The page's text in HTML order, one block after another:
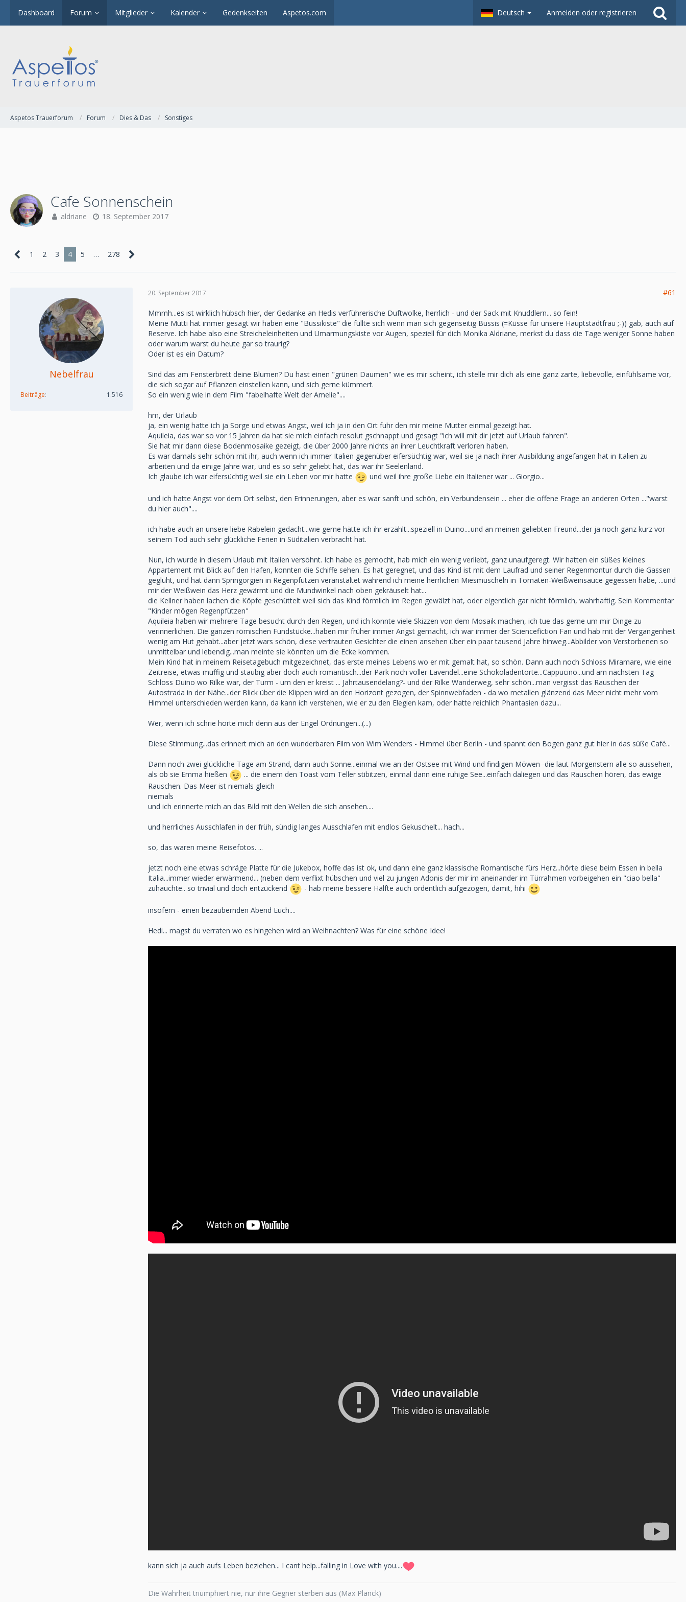
Dashboard Forum Mitglieder Kalender Gedenkseiten Aspetos.com Deutsch Anmelden oder registrieren
Aspetos Trauerforum Forum Dies & Das Sonstiges
Cafe Sonnenschein
aldriane 18. September 2017
1 2 3 4 5 … 278
Nebelfrau
Beiträge 1.516
20. September 2017 #61
Mmmh...es ist wirklich hübsch hier, der Gedanke an Hedis verführerische Duftwolke, herrlich - und der Sack mit Knuddlern... so fein!
Meine Mutti hat immer gesagt wir haben eine "Bussikiste" die füllte sich wenn man sich gegenseitig Bussis (=Küsse für unsere Hauptstadtfrau ;-)) gab, auch auf
Reserve. Ich habe also eine Streicheleinheiten und Umarmungskiste vor Augen, speziell für dich Monika Aldriane, merkst du dass die Tage weniger Sonne haben
oder warum warst du heute gar so traurig?
Oder ist es ein Datum?
Sind das am Fensterbrett deine Blumen? Du hast einen "grünen Daumen" wie es mir scheint, ich stelle mir dich als eine ganz zarte, liebevolle, einfühlsame vor,
die sich sogar auf Pflanzen einstellen kann, und sich gerne kümmert.
So ein wenig wie in dem Film "fabelhafte Welt der Amelie"....
hm, der Urlaub
ja, ein wenig hatte ich ja Sorge und etwas Angst, weil ich ja in den Ort fuhr den mir meine Mutter einmal gezeigt hat.
Aquileia, das war so vor 15 Jahren da hat sie mich einfach resolut gschnappt und gesagt "ich will mit dir jetzt auf Urlaub fahren".
Sie hat mir dann diese Bodenmosaike gezeigt, die über 2000 Jahre nichts an ihrer Leuchtkraft verloren haben.
Es war damals sehr schön mit ihr, auch wenn ich immer Italien gegenüber eifersüchtig war, weil sie ja nach ihrer Ausbildung angefangen hat in Italien zu
arbeiten und da einige Jahre war, und es so sehr geliebt hat, das war ihr Seelenland.
Ich glaube ich war eifersüchtig weil sie ein Leben vor mir hatte
und weil ihre große Liebe ein Italiener war ... Giorgio...
und ich hatte Angst vor dem Ort selbst, den Erinnerungen, aber es war sanft und schön, ein Verbundensein ... eher die offene Frage an anderen Orten ..."warst
du hier auch"....
ich habe auch an unsere liebe Rabelein gedacht...wie gerne hätte ich ihr erzählt...speziell in Duino....und an meinen geliebten Freund...der ja noch ganz kurz vor
seinem Tod auch sehr glückliche Ferien in Süditalien verbracht hat.
Nun, ich wurde in diesem Urlaub mit Italien versöhnt. Ich habe es gemocht, hab mich ein wenig verliebt, ganz unaufgeregt. Wir hatten ein süßes kleines
Appartement mit Blick auf den Hafen, konnten die Schiffe sehen. Es hat geregnet, und das Kind ist mit dem Laufrad und seiner Regenmontur durch die Gassen
geglüht, und hat dann Springorgien in Regenpfützen veranstaltet während ich meine herrlichen Miesmuscheln in Tomaten-Weißweinsauce gegessen habe, ...und
mir der Weißwein das Herz gewärmt und die Mundwinkel nach oben gekräuselt hat...
die Kellner haben lachen die Köpfe geschüttelt weil sich das Kind förmlich im Regen gewälzt hat, oder eigentlich gar nicht förmlich, wahrhaftig. Sein Kommentar
"Kinder mögen Regenpfützen"
Aquileia haben wir mehrere Tage besucht durch den Regen, und ich konnte viele Skizzen von dem Mosaik machen, ich tue das gerne um mir Dinge zu
verinnerlichen. Die ganzen römischen Fundstücke...haben mir früher immer Angst gemacht, ich war immer der Sciencefiction Fan und hab mit der Vergangenheit
wenig am Hut gehabt...aber jetzt wars schön, diese vertrauten Gesichter die einen ansehen über ein paar tausend Jahre hinweg...Abbilder von Verstorbenen so
unmittelbar und lebendig...man meinte sie könnten um die Ecke kommen.
Mein Kind hat in meinem Reisetagebuch mitgezeichnet, das erste meines Lebens wo er mit gemalt hat, so schön. Dann auch noch Schloss Miramare, wie eine
Zeitreise, etwas muffig und staubig aber doch auch romantisch...der Park noch voller Lavendel...eine Schokoladentorte...Cappucino...und am nächsten Tag
Schloss Duino wo Rilke war, der Turm - um den er kreist ... Jahrtausendelang?- und der Rilke Wanderweg, sehr schön...man vergisst das Rauschen der
Autostrada in der Nähe...der Blick über die Klippen wird an den Horizont gezogen, der Spinnwebfaden - da wo metallen glänzend das Meer nicht mehr vom
Himmel unterschieden werden kann, da kann ich verstehen, wie er zu den Elegien kam, oder hatte reichlich Phantasien dazu...
Wer, wenn ich schrie hörte mich denn aus der Engel Ordnungen...(...)
Diese Stimmung...das erinnert mich an den wunderbaren Film von Wim Wenders - Himmel über Berlin - und spannt den Bogen ganz gut hier in das süße Café...
Dann noch zwei glückliche Tage am Strand, dann auch Sonne...einmal wie an der Ostsee mit Wind und findigen Möwen -die laut Morgenstern alle so aussehen,
als ob sie Emma hießen
... die einem den Toast vom Teller stibitzen, einmal dann eine ruhige See...einfach daliegen und das Rauschen hören, das ewige
Rauschen. Das Meer ist niemals gleich
niemals
und ich erinnerte mich an das Bild mit den Wellen die sich ansehen....
und herrliches Ausschlafen in der früh, sündig langes Ausschlafen mit endlos Gekuschelt... hach...
so, das waren meine Reisefotos. ...
jetzt noch eine etwas schräge Platte für die Jukebox, hoffe das ist ok, und dann eine ganz klassische Romantische fürs Herz...hörte diese beim Essen in bella
Italia...immer wieder erwärmend... (neben dem verflixt hübschen und viel zu jungen Adonis der mir im aneinander im Türrahmen vorbeigehen ein "ciao bella"
zuhauchte.. so trivial und doch entzückend
- hab meine bessere Hälfte auch ordentlich aufgezogen, damit, hihi
insofern - einen bezaubernden Abend Euch....
Hedi... magst du verraten wo es hingehen wird an Weihnachten? Was für eine schöne Idee!
kann sich ja auch aufs Leben beziehen... I cant help...falling in Love with you....
Die Wahrheit triumphiert nie, nur ihre Gegner sterben aus (Max Planck)